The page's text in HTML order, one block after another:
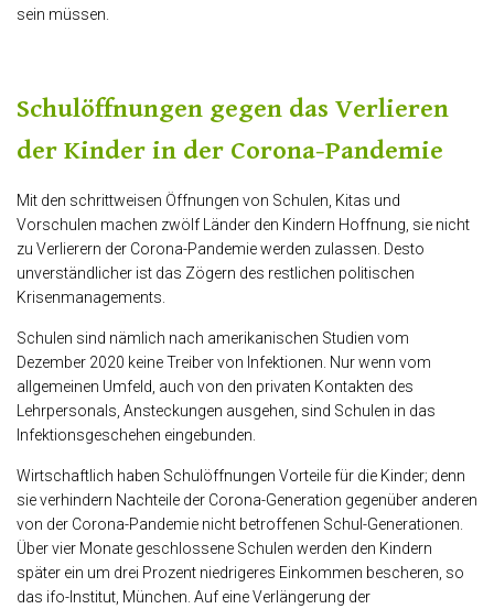
sein müssen.
Schulöffnungen gegen das Verlieren
der Kinder in der Corona-Pandemie
Mit den schrittweisen Öffnungen von Schulen, Kitas und
Vorschulen machen zwölf Länder den Kindern Hoffnung, sie nicht
zu Verlierern der Corona-Pandemie werden zulassen. Desto
unverständlicher ist das Zögern des restlichen politischen
Krisenmanagements.
Schulen sind nämlich nach amerikanischen Studien vom
Dezember 2020 keine Treiber von Infektionen. Nur wenn vom
allgemeinen Umfeld, auch von den privaten Kontakten des
Lehrpersonals, Ansteckungen ausgehen, sind Schulen in das
Infektionsgeschehen eingebunden.
Wirtschaftlich haben Schulöffnungen Vorteile für die Kinder; denn
sie verhindern Nachteile der Corona-Generation gegenüber anderen
von der Corona-Pandemie nicht betroffenen Schul-Generationen.
Über vier Monate geschlossene Schulen werden den Kindern
später ein um drei Prozent niedrigeres Einkommen bescheren, so
das ifo-Institut, München. Auf eine Verlängerung der